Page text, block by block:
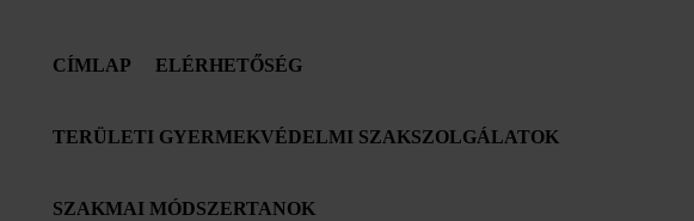
CÍMLAP ELÉRHETŐSÉG
TERÜLETI GYERMEKVÉDELMI SZAKSZOLGÁLATOK
SZAKMAI MÓDSZERTANOK